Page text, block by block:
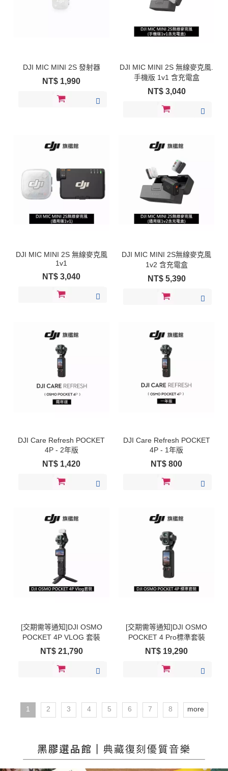
DJI MIC MINI 2S 發射器
NT$ 1,990
DJI MIC MINI 2S 無線麥克風.
手機版 1v1 含充電盒
NT$ 3,040
DJI MIC MINI 2S 無線麥克風
1v1
NT$3,040
DJI MIC MINI 2S無線麥克風
1v2 含充電盒
NT$ 5,390
DJI Care Refresh POCKET
4P - 2年版
NT$ 1,420
DJI Care Refresh POCKET
4P - 1年版
NT$800
[交期需等通知]DJI OSMO
POCKET 4P VLOG 套裝
NT$ 21,790
[交期需等通知]DJI OSMO
POCKET 4 Pro標準套裝
NT$ 19,290
1 2 3 4 5 6 7 8 more